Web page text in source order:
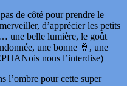
de côté pour prendre le
d’apprécier les petits
une belle lumière, le goût
une bonne 🍦, une
nous l’interdise)
l’ombre pour cette super